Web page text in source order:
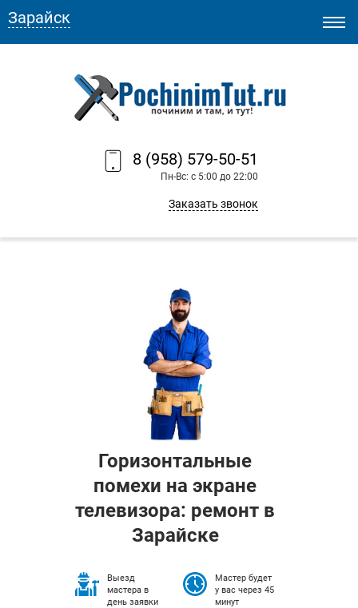
8 (958) 579-50-51
Пн-Вс: с 5:00 до 22:00
Заказать звонок
Зарайск
Горизонтальные
помехи на экране
телевизора: ремонт в
Зарайске
Выезд
мастера в
день заявки
Мастер будет
у вас через 45
минут